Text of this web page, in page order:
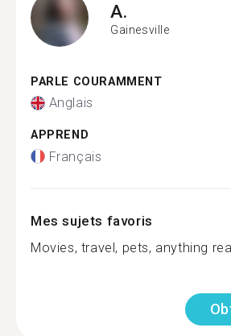
A.
Gainesville
PARLE COURAMMENT
Anglais
APPREND
Français
Mes sujets favoris
Movies, travel, pets, anything